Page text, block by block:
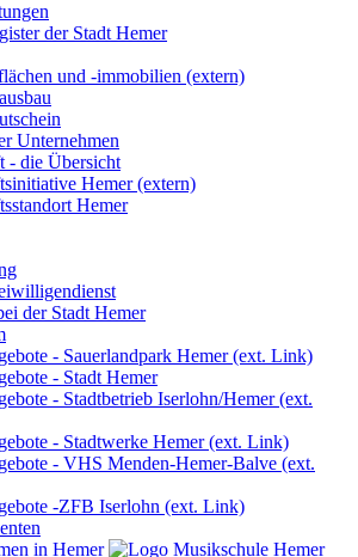
der Stadt Hemer
und -immobilien (extern)
Unternehmen
- die Übersicht
Hemer (extern)
Hemer
der Stadt Hemer
- Sauerlandpark Hemer (ext. Link)
- Stadt Hemer
- Stadtbetrieb Iserlohn/Hemer (ext.
- Stadtwerke Hemer (ext. Link)
- VHS Menden-Hemer-Balve (ext.
-ZFB Iserlohn (ext. Link)